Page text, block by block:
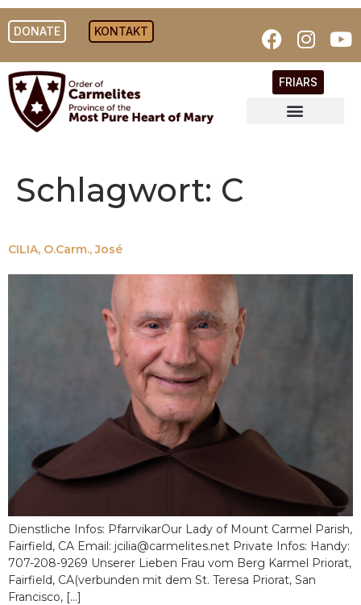
DONATE KONTAKT
FRIARS
Schlagwort: C
CILIA, O.Carm., José
Dienstliche Infos: PfarrvikarOur Lady of Mount Carmel Parish,
Fairfield, CA Email: jcilia@carmelites.net Private Infos: Handy:
707-208-9269 Unserer Lieben Frau vom Berg Karmel Priorat,
Fairfield, CA(verbunden mit dem St. Teresa Priorat, San
Francisco, [...]